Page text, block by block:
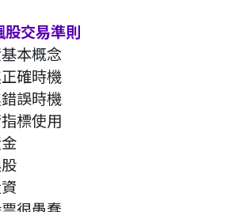
交易準則
本概念
確時機
誤時機
標使用